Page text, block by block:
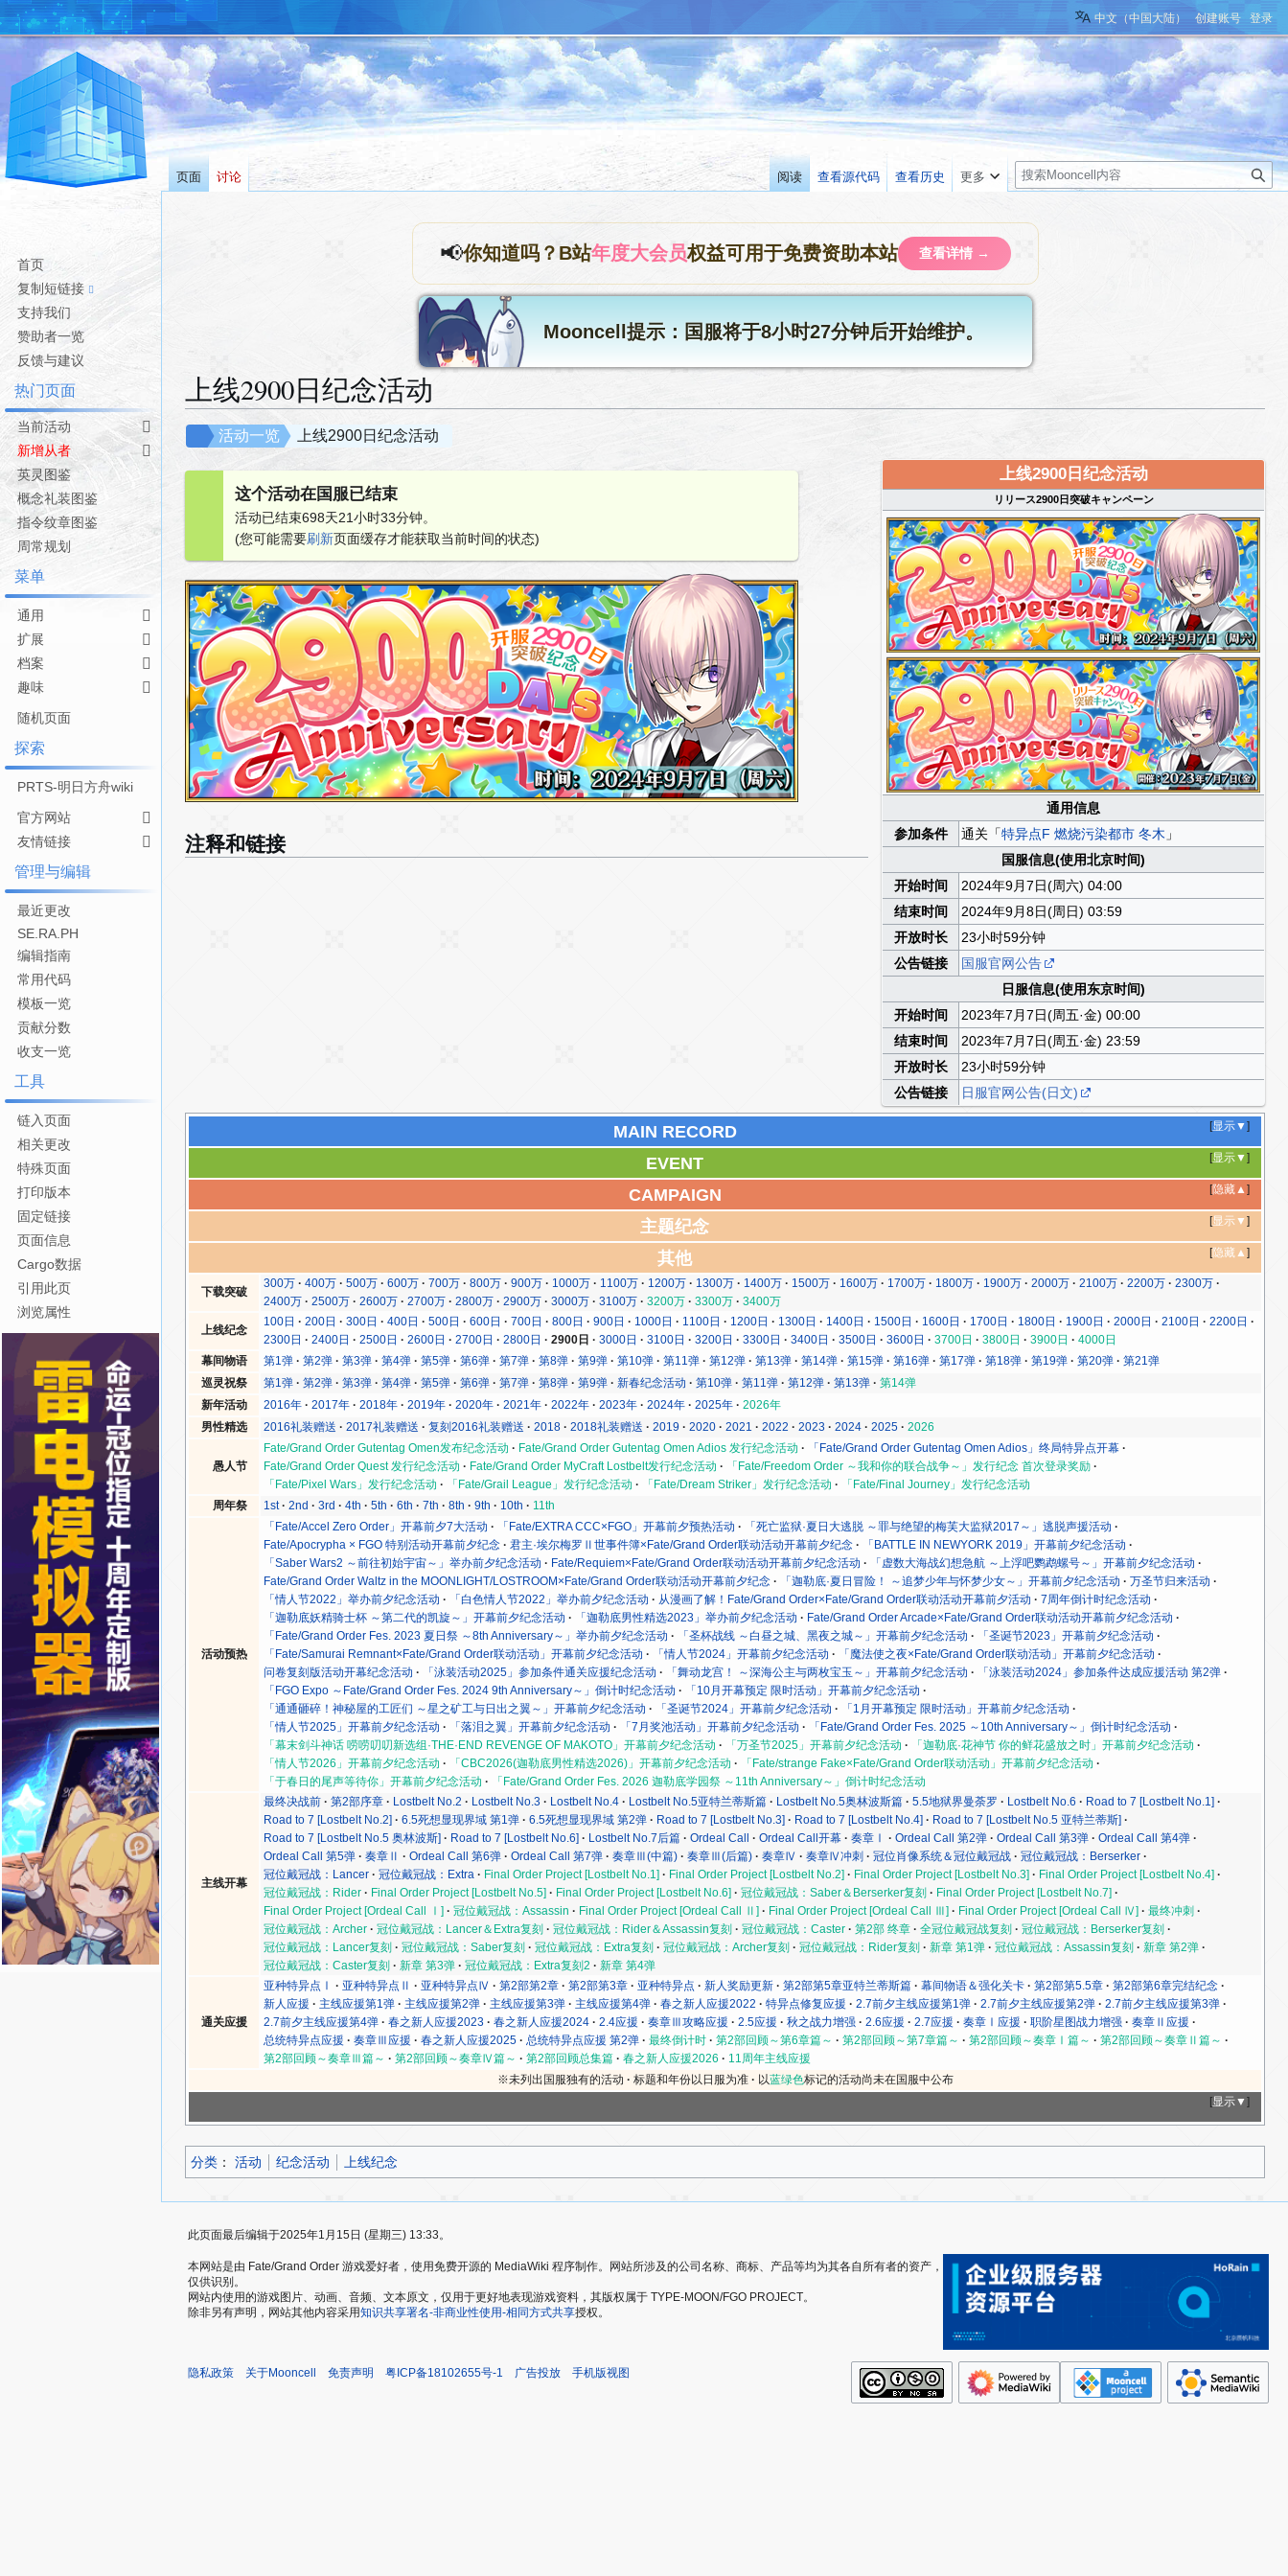
📢你知道吗？B站年度大会员权益可用于免费资助本站 查看详情 →
Mooncell提示：国服将于8小时27分钟后开始维护。
上线2900日纪念活动
到
到
上线2900日纪念活动
活动一览
这个活动在国服已结束
活动已结束698天21小时33分钟。
(您可能需要刷新页面缓存才能获取当前时间的状态)
上线2900日纪念活动
リリース2900日突破キャンペーン
通用信息
参加条件
通关「特异点F 燃烧污染都市 冬木 」
国服信息(使用北京时间)
开始时间
2024年9月7日(周六) 04:00
结束时间
2024年9月8日(周日) 03:59
开放时长
23小时59分钟
公告链接
国服官网公告
日服信息(使用东京时间)
开始时间
2023年7月7日(周五·金) 00:00
结束时间
2023年7月7日(周五·金) 23:59
开放时长
23小时59分钟
公告链接
日服官网公告(日文)
注释和链接
[显示▼]
MAIN RECORD
[显示▼]
EVENT
[隐藏▲]
CAMPAIGN
[显示▼ ]
主题纪念
[隐藏▲ ]
其他
下载突破
300万 400万 500万 600万 700万 800万 900万 1000万 1100万 1200万 1300万 1400万 1500万 1600万 1700万 1800万 1900万 2000万 2100万 2200万
2300万
2400万
2500万 2600万 2700万 2800万 2900万 3000万 3100万 3200万 3300万 3400万
上线纪念
100日 200日 300日 400日 500日 600日 700日 800日 900日 1000日 1100日 1200日 1300日 1400日 1500日 1600日 1700日 1800日 1900日 2000日 2100日
2200日
2300日
2400日 2500日 2600日 2700日 2800日 2900日 3000日 3100日 3200日 3300日 3400日 3500日 3600日 3700日 3800日 3900日
4000日
幕间物语
第1弹 第2弹 第3弹 第4弹 第5弹 第6弹 第7弹 第8弹 第9弹 第10弹 第11弹 第12弹 第13弹 第14弹 第15弹 第16弹 第17弹 第18弹 第19弹 第20弹
第21弹
巡灵祝祭
第1弹 第2弹 第3弹 第4弹 第5弹 第6弹 第7弹 第8弹 第9弹 新春纪念活动 第10弹 第11弹 第12弹 第13弹
第14弹
新年活动
2016年 2017年 2018年 2019年 2020年 2021年 2022年 2023年 2024年 2025年
2026年
男性精选
2016礼装赠送 2017礼装赠送 复刻2016礼装赠送 2018 2018礼装赠送 2019 2020 2021 2022 2023 2024 2025 2026
愚人节
Fate/Grand Order Gutentag Omen发布纪念活动 Fate/Grand Order Gutentag Omen Adios 发行纪念活动
「Fate/Grand Order Gutentag Omen Adios」终局特异点开幕
Fate/Grand Order Quest 发行纪念活动
Fate/Grand Order MyCraft Lostbelt发行纪念活动
「Fate/Freedom Order ～我和你的联合战争～」发行纪念 首次登录奖励
「Fate/Pixel Wars」发行纪念活动
「Fate/Grail League」发行纪念活动 「Fate/Dream Striker」发行纪念活动
「Fate/Final Journey」发行纪念活动
周年祭
1st 2nd 3rd 4th 5th 6th 7th 8th 9th 10th 11th
活动预热
「Fate/Accel Zero Order」开幕前夕7大活动 「Fate/EXTRA CCC×FGO」开幕前夕预热活动
「死亡监狱·夏日大逃脱 ～罪与绝望的梅芙大监狱2017～」逃脱声援活动
Fate/Apocrypha × FGO 特别活动开幕前夕纪念
君主·埃尔梅罗Ⅱ世事件簿×Fate/Grand Order联动活动开幕前夕纪念
「BATTLE IN NEWYORK 2019」开幕前夕纪念活动
「Saber Wars2 ～前往初始宇宙～」举办前夕纪念活动
Fate/Requiem×Fate/Grand Order联动活动开幕前夕纪念活动
「虚数大海战幻想急航 ～上浮吧鹦鹉螺号～」开幕前夕纪念活动
Fate/Grand Order Waltz in the MOONLIGHT/LOSTROOM×Fate/Grand Order联动活动开幕前夕纪念
「迦勒底·夏日冒险！ ～追梦少年与怀梦少女～」开幕前夕纪念活动
万圣节归来活动
「情人节2022」举办前夕纪念活动
「白色情人节2022」举办前夕纪念活动 从漫画了解！Fate/Grand Order×Fate/Grand Order联动活动开幕前夕活动
7周年倒计时纪念活动
「迦勒底妖精骑士杯 ～第二代的凯旋～」开幕前夕纪念活动
「迦勒底男性精选2023」举办前夕纪念活动
Fate/Grand Order Arcade×Fate/Grand Order联动活动开幕前夕纪念活动
「Fate/Grand Order Fes. 2023 夏日祭 ～8th Anniversary～」举办前夕纪念活动
「圣杯战线 ～白昼之城、黑夜之城～」开幕前夕纪念活动
「圣诞节2023」开幕前夕纪念活动
「Fate/Samurai Remnant×Fate/Grand Order联动活动」开幕前夕纪念活动
「情人节2024」开幕前夕纪念活动
「魔法使之夜×Fate/Grand Order联动活动」开幕前夕纪念活动
问卷复刻版活动开幕纪念活动
「泳装活动2025」参加条件通关应援纪念活动 「舞动龙宫！ ～深海公主与两枚宝玉～」开幕前夕纪念活动
「泳装活动2024」参加条件达成应援活动 第2弹
「FGO Expo ～Fate/Grand Order Fes. 2024 9th Anniversary～」倒计时纪念活动
「10月开幕预定 限时活动」开幕前夕纪念活动
「通通砸碎！神秘屋的工匠们 ～星之矿工与日出之翼～」开幕前夕纪念活动
「圣诞节2024」开幕前夕纪念活动
「1月开幕预定 限时活动」开幕前夕纪念活动
「情人节2025」开幕前夕纪念活动
「落泪之翼」开幕前夕纪念活动 「7月奖池活动」开幕前夕纪念活动
「Fate/Grand Order Fes. 2025 ～10th Anniversary～」倒计时纪念活动
「幕末剑斗神话 唠唠叨叨新选组·THE·END REVENGE OF MAKOTO」开幕前夕纪念活动
「万圣节2025」开幕前夕纪念活动
「迦勒底·花神节 你的鲜花盛放之时」开幕前夕纪念活动
「情人节2026」开幕前夕纪念活动
「CBC2026(迦勒底男性精选2026)」开幕前夕纪念活动
「Fate/strange Fake×Fate/Grand Order联动活动」开幕前夕纪念活动
「于春日的尾声等待你」开幕前夕纪念活动
「Fate/Grand Order Fes. 2026 迦勒底学园祭 ～11th Anniversary～」倒计时纪念活动
主线开幕
最终决战前 第2部序章 Lostbelt No.2 Lostbelt No.3 Lostbelt No.4 Lostbelt No.5亚特兰蒂斯篇 Lostbelt No.5奥林波斯篇 5.5地狱界曼荼罗 Lostbelt No.6
Road to 7 [Lostbelt No.1]
Road to 7 [Lostbelt No.2]
6.5死想显现界域 第1弹 6.5死想显现界域 第2弹 Road to 7 [Lostbelt No.3] Road to 7 [Lostbelt No.4]
Road to 7 [Lostbelt No.5 亚特兰蒂斯]
Road to 7 [Lostbelt No.5 奥林波斯]
Road to 7 [Lostbelt No.6] Lostbelt No.7后篇 Ordeal Call Ordeal Call开幕 奏章Ⅰ Ordeal Call 第2弹 Ordeal Call 第3弹
Ordeal Call 第4弹
Ordeal Call 第5弹
奏章Ⅱ Ordeal Call 第6弹 Ordeal Call 第7弹 奏章Ⅲ(中篇) 奏章Ⅲ(后篇) 奏章Ⅳ 奏章Ⅳ冲刺 冠位肖像系统＆冠位戴冠战
冠位戴冠战：Berserker
冠位戴冠战：Lancer
冠位戴冠战：Extra Final Order Project [Lostbelt No.1] Final Order Project [Lostbelt No.2] Final Order Project [Lostbelt No.3]
Final Order Project [Lostbelt No.4]
冠位戴冠战：Rider
Final Order Project [Lostbelt No.5] Final Order Project [Lostbelt No.6] 冠位戴冠战：Saber＆Berserker复刻
Final Order Project [Lostbelt No.7]
Final Order Project [Ordeal Call Ⅰ]
冠位戴冠战：Assassin Final Order Project [Ordeal Call Ⅱ] Final Order Project [Ordeal Call Ⅲ] Final Order Project [Ordeal Call Ⅳ]
最终冲刺
冠位戴冠战：Archer
冠位戴冠战：Lancer＆Extra复刻 冠位戴冠战：Rider＆Assassin复刻 冠位戴冠战：Caster 第2部 终章 全冠位戴冠战复刻
冠位戴冠战：Berserker复刻
冠位戴冠战：Lancer复刻
冠位戴冠战：Saber复刻 冠位戴冠战：Extra复刻 冠位戴冠战：Archer复刻 冠位戴冠战：Rider复刻 新章 第1弹 冠位戴冠战：Assassin复刻
新章 第2弹
冠位戴冠战：Caster复刻
新章 第3弹 冠位戴冠战：Extra复刻2 新章 第4弹
通关应援
亚种特异点Ⅰ 亚种特异点Ⅱ 亚种特异点Ⅳ 第2部第2章 第2部第3章 亚种特异点 新人奖励更新 第2部第5章亚特兰蒂斯篇 幕间物语＆强化关卡 第2部第5.5章
第2部第6章完结纪念
新人应援
主线应援第1弹 主线应援第2弹 主线应援第3弹 主线应援第4弹 春之新人应援2022 特异点修复应援 2.7前夕主线应援第1弹 2.7前夕主线应援第2弹
2.7前夕主线应援第3弹
2.7前夕主线应援第4弹
春之新人应援2023 春之新人应援2024 2.4应援 奏章Ⅲ攻略应援 2.5应援 秋之战力增强 2.6应援 2.7应援 奏章Ⅰ应援 职阶星图战力增强
奏章Ⅱ应援
总统特异点应援
奏章Ⅲ应援 春之新人应援2025 总统特异点应援 第2弹 最终倒计时 第2部回顾～第6章篇～ 第2部回顾～第7章篇～ 第2部回顾～奏章Ⅰ篇～
第2部回顾～奏章Ⅱ篇～
第2部回顾～奏章Ⅲ篇～
第2部回顾～奏章Ⅳ篇～ 第2部回顾总集篇 春之新人应援2026
11周年主线应援
※未列出国服独有的活动
标题和年份以日服为准 以蓝绿色标记的活动尚未在国服中公布
[显示▼]
分类 ：​ 活动 纪念活动 上线纪念
中文（中国大陆） 创建账号 登录
页面 讨论 阅读 查看源代码 查看历史 更多
搜
索
首页
复制短链接
支持我们
赞助者一览
反馈与建议
热门页面
当前活动
新增从者
英灵图鉴
概念礼装图鉴
指令纹章图鉴
周常规划
菜单
通用
扩展
档案
趣味
随机页面
探索
PRTS-明日方舟wiki
官方网站
友情链接
管理与编辑
最近更改
SE.RA.PH
编辑指南
常用代码
模板一览
贡献分数
收支一览
工具
链入页面
相关更改
特殊页面
打印版本
固定链接
页面信息
Cargo数据
引用此页
浏览属性
此页面最后编辑于2025年1月15日 (星期三) 13:33。
本网站是由 Fate/Grand Order 游戏爱好者，使用免费开源的 MediaWiki 程序制作。网站所涉及的公司名称、商标、产品等均为其各自所有者的资产，
仅供识别。
网站内使用的游戏图片、动画、音频、文本原文，仅用于更好地表现游戏资料，其版权属于 TYPE-MOON/FGO PROJECT。
除非另有声明，网站其他内容采用知识共享署名-非商业性使用-相同方式共享授权。
隐私政策 关于Mooncell 免责声明 粤ICP备18102655号-1 广告投放 手机版视图